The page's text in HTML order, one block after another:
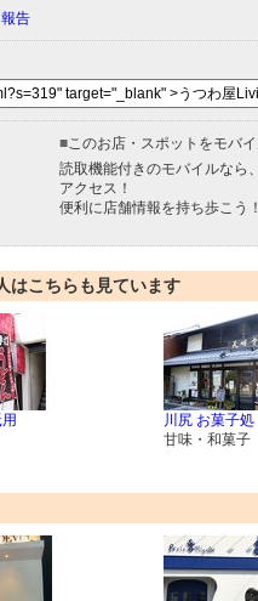
告
■このお店・スポットをモバ
読取機能付きのモバイルなら
アクセス！
便利に店舗情報を持ち歩こう！
はこちらも見ています
川尻 お菓子
甘味・和菓子